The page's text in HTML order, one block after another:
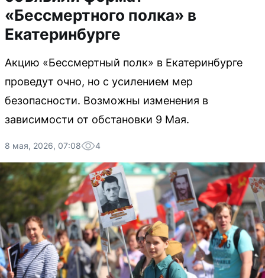
«Бессмертного полка» в
Екатеринбурге
Акцию «Бессмертный полк» в Екатеринбурге
проведут очно, но с усилением мер
безопасности. Возможны изменения в
зависимости от обстановки 9 Мая.
8 мая, 2026, 07:08 4